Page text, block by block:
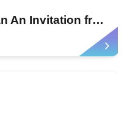
The Rap of East Taiwan An Invitation from Hualien